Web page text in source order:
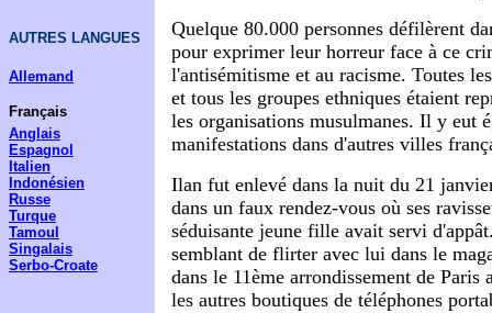
AUTRES LANGUES
Allemand
Français
Anglais
Espagnol
Italien
Indonésien
Russe
Turque
Tamoul
Singalais
Serbo-Croate
Quelque 80.000 personnes défilèrent
pour exprimer leur horreur face à ce
l'antisémitisme et au racisme. Toutes
et tous les groupes ethniques étaient
les organisations musulmanes. Il y eut
manifestations dans d'autres villes
Ilan fut enlevé dans la nuit du 21
dans un faux rendez-vous où ses
séduisante jeune fille avait servi
semblant de flirter avec lui dans le
dans le 11ème arrondissement de Paris
les autres boutiques de téléphones